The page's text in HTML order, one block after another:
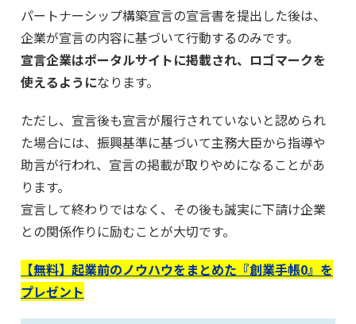
パートナーシップ構築宣言の宣言書を提出した後は、
企業が宣言の内容に基づいて行動するのみです。
宣言企業はポータルサイトに掲載され、ロゴマークを
使えるようになります。
ただし、宣言後も宣言が履行されていないと認められ
た場合には、振興基準に基づいて主務大臣から指導や
助言が行われ、宣言の掲載が取りやめになることがあ
ります。
宣言して終わりではなく、その後も誠実に下請け企業
との関係作りに励むことが大切です。
【無料】起業前のノウハウをまとめた『創業手帳0』を
プレゼント